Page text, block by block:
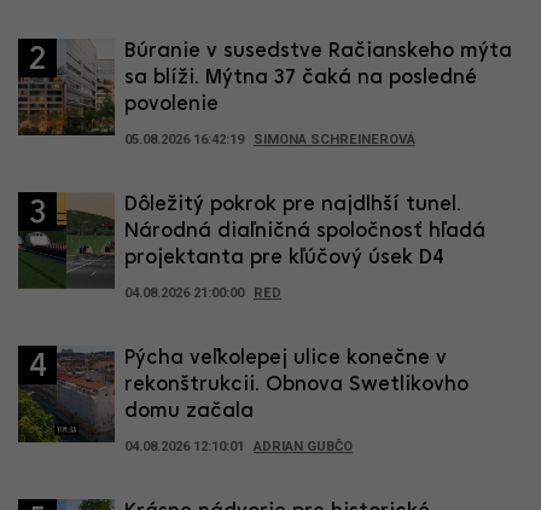
2
Búranie v susedstve Račianskeho mýta
sa blíži. Mýtna 37 čaká na posledné
povolenie
05.08.2026 16:42:19 SIMONA SCHREINEROVÁ
3
Dôležitý pokrok pre najdlhší tunel.
Národná diaľničná spoločnosť hľadá
projektanta pre kľúčový úsek D4
04.08.2026 21:00:00 RED
4
Pýcha veľkolepej ulice konečne v
rekonštrukcii. Obnova Swetlikovho
domu začala
04.08.2026 12:10:01 ADRIAN GUBČO